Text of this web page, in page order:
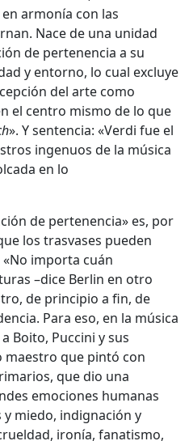
armonía con las
Nace de una unidad
de pertenencia a su
y entorno, lo cual excluye
del arte como
el centro mismo de lo que
». Y sentencia: «Verdi fue el
ingenuos de la música
en lo
de pertenencia» es, por
los trasvases pueden
importa cuán
–dice Berlin en otro
de principio a fin, de
Para eso, en la música
Boito, Puccini y sus
maestro que pintó con
que dio una
emociones humanas
miedo, indignación y
ironía, fanatismo,